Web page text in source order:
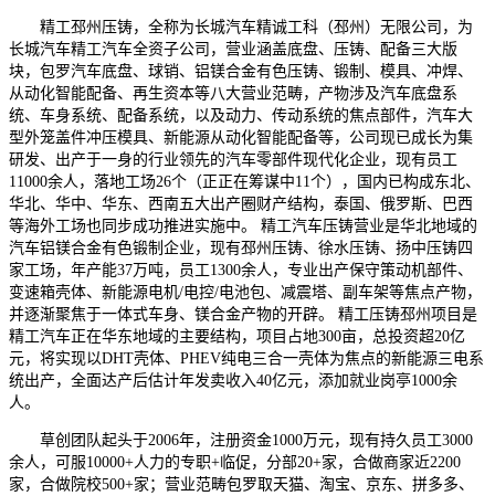
精工邳州压铸，全称为长城汽车精诚工科（邳州）无限公司，为
长城汽车精工汽车全资子公司，营业涵盖底盘、压铸、配备三大版
块，包罗汽车底盘、球销、铝镁合金有色压铸、锻制、模具、冲焊、
从动化智能配备、再生资本等八大营业范畴，产物涉及汽车底盘系
统、车身系统、配备系统，以及动力、传动系统的焦点部件，汽车大
型外笼盖件冲压模具、新能源从动化智能配备等，公司现已成长为集
研发、出产于一身的行业领先的汽车零部件现代化企业，现有员工
11000余人，落地工场26个（正正在筹谋中11个），国内已构成东北、
华北、华中、华东、西南五大出产圈财产结构，泰国、俄罗斯、巴西
等海外工场也同步成功推进实施中。 精工汽车压铸营业是华北地域的
汽车铝镁合金有色锻制企业，现有邳州压铸、徐水压铸、扬中压铸四
家工场，年产能37万吨，员工1300余人，专业出产保守策动机部件、
变速箱壳体、新能源电机/电控/电池包、减震塔、副车架等焦点产物，
并逐渐聚焦于一体式车身、镁合金产物的开辟。 精工压铸邳州项目是
精工汽车正在华东地域的主要结构，项目占地300亩，总投资超20亿
元，将实现以DHT壳体、PHEV纯电三合一壳体为焦点的新能源三电系
统出产，全面达产后估计年发卖收入40亿元，添加就业岗亭1000余
人。
草创团队起头于2006年，注册资金1000万元，现有持久员工3000
余人，可服10000+人力的专职+临促，分部20+家，合做商家近2200
家，合做院校500+家；营业范畴包罗取天猫、淘宝、京东、拼多多、